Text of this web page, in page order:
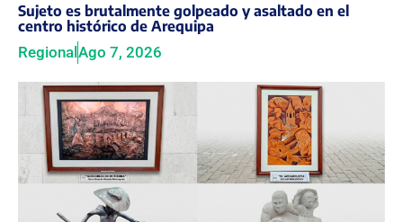
Sujeto es brutalmente golpeado y asaltado en el
centro histórico de Arequipa
RegionalAgo 7, 2026